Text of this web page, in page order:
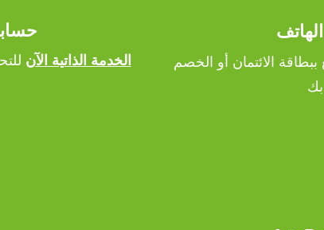
الخدمة الذاتية الآن
للدفع ببطاقة الائتمان أو الخصم
بك